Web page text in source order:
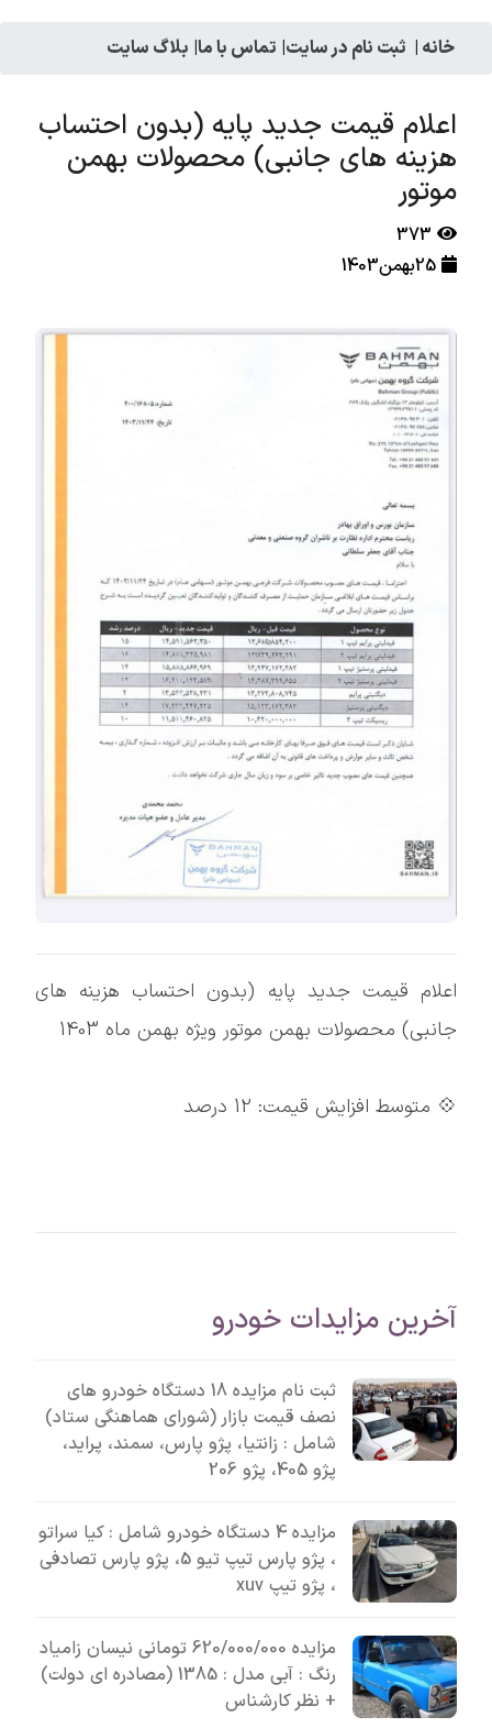
خانه | ثبت نام در سایت| تماس با ما| بلاگ سایت
اعلام قیمت جدید پایه (بدون احتساب
هزینه های جانبی) محصولات بهمن
موتور
373
25بهمن1403
اعلام قیمت جدید پایه (بدون احتساب هزینه های
جانبی) محصولات بهمن موتور ویژه بهمن ماه 1403
💠 متوسط افزایش قیمت: 12 درصد
آخرین مزایدات خودرو
ثبت نام مزایده 18 دستگاه خودرو های
نصف قیمت بازار (شورای هماهنگی ستاد)
شامل : زانتیا، پژو پارس، سمند، پراید،
پژو 405، پژو 206
مزایده 4 دستگاه خودرو شامل : کیا سراتو
، پژو پارس تیپ تیو 5، پژو پارس تصادفی
، پژو تیپ xuv
مزایده 620/000/000 تومانی نیسان زامیاد
رنگ : آبی مدل : 1385 (مصادره ای دولت)
+ نظر کارشناس